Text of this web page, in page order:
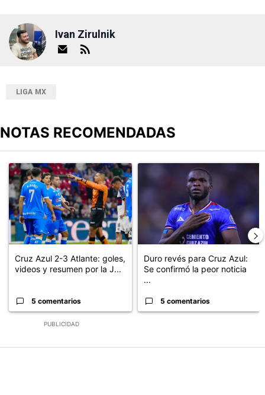
Ivan Zirulnik
LIGA MX
NOTAS RECOMENDADAS
PUBLICIDAD
Un artículo de tendencia con el título "Cruz Azul 2-3 Atlante:
Cruz Azul 2-3 Atlante: goles,
videos y resumen por la J...
5 comentarios
Un artículo de tendencia con
Duro revés para Cruz Azul:
Se confirmó la peor noticia
...
5 comentarios